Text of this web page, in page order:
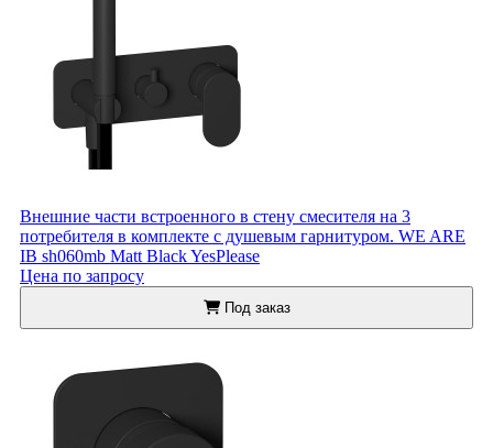
Внешние части встроенного в стену смесителя на 3
потребителя в комплекте с душевым гарнитуром. WE ARE
IB sh060mb Matt Black YesPlease
Цена по запросу
Под заказ